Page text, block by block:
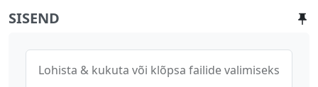
SISEND
Lohista & kukuta või klõpsa failide valimiseks